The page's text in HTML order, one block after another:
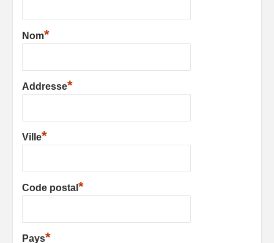
Nom*
Addresse*
Ville*
Code postal *
Pays*